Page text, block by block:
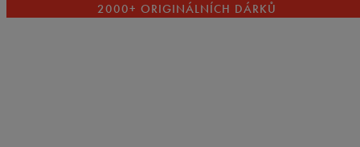
2000+ ORIGINÁLNÍCH DÁRKŮ